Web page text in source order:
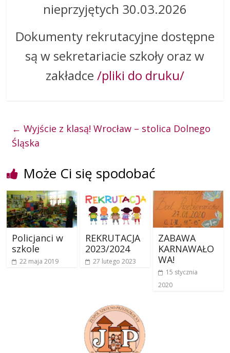
nieprzyjętych 30.03.2026
Dokumenty rekrutacyjne dostępne
są w sekretariacie szkoły oraz w
zakładce /pliki do druku/
← Wyjście z klasą! Wrocław – stolica Dolnego
Śląska
Może Ci się spodobać
Policjanci w
szkole
22 maja 2019
REKRUTACJA
2023/2024
27 lutego 2023
ZABAWA
KARNAWAŁO
WA!
15 stycznia
2020